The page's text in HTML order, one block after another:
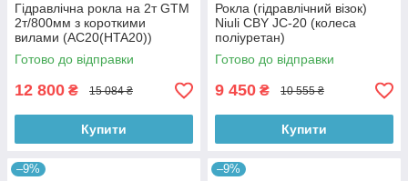
Гідравлічна рокла на 2т GTM
2т/800мм з короткими
вилами (AC20(HTA20))
Готово до відправки
12 800 ₴ 15 084 ₴
Купити
Рокла (гідравлічний візок)
Niuli CBY JС-20 (колеса
поліуретан)
Готово до відправки
9 450 ₴ 10 555 ₴
Купити
–9% –9%